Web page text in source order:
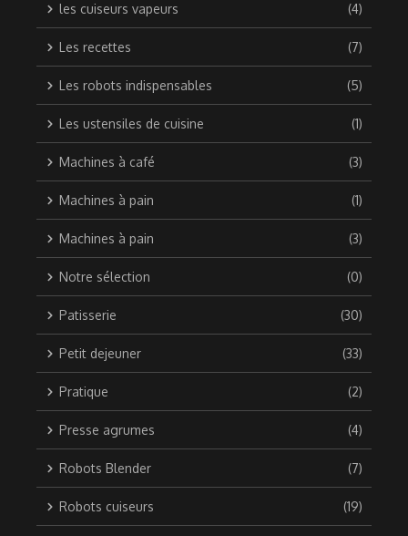
les cuiseurs vapeurs (4)
Les recettes (7)
Les robots indispensables (5)
Les ustensiles de cuisine (1)
Machines à café (3)
Machines à pain (1)
Machines à pain (3)
Notre sélection (0)
Patisserie (30)
Petit dejeuner (33)
Pratique (2)
Presse agrumes (4)
Robots Blender (7)
Robots cuiseurs (19)